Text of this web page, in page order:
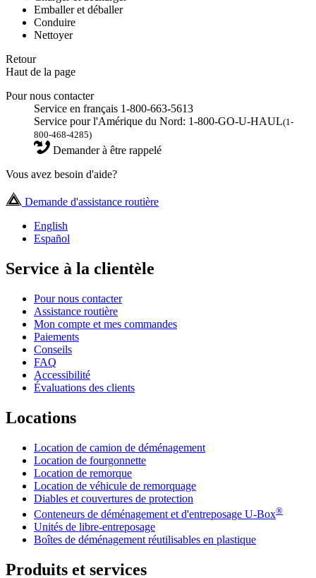
Emballer et déballer
Conduire
Nettoyer
Retour
Haut de la page
Pour nous contacter
Service en français 1-800-663-5613
Service pour l'Amérique du Nord: 1-800-GO-U-HAUL(1-
800-468-4285)
Demander à être rappelé
Vous avez besoin d'aide?
Demande d'assistance routière
English
Español
Service à la clientèle
Pour nous contacter
Assistance routière
Mon compte et mes commandes
Paiements
Conseils
FAQ
Accessibilité
Évaluations des clients
Locations
Location de camion de déménagement
Location de fourgonnette
Location de remorque
Location de véhicule de remorquage
Diables et couvertures de protection
Conteneurs de déménagement et d'entreposage U-Box®
Unités de libre-entreposage
Boîtes de déménagement réutilisables en plastique
Produits et services